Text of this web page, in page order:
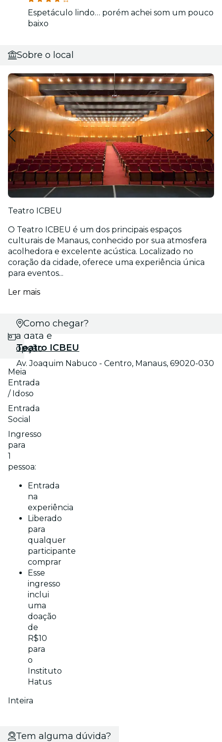
Espetáculo lindo… porém achei som um pouco
baixo
Sobre o local
Teatro ICBEU
O Teatro ICBEU é um dos principais espaços
culturais de Manaus, conhecido por sua atmosfera
acolhedora e excelente acústica. Localizado no
coração da cidade, oferece uma experiência única
para eventos...
Ler mais
Selecione
a data e
opção
Meia
Entrada
/ Idoso
Entrada
Social
Ingresso
para
1
pessoa:
Entrada
na
experiência
Liberado
para
qualquer
participante
comprar
Esse
ingresso
inclui
uma
doação
de
R$10
para
o
Instituto
Hatus
Inteira
Como chegar?
Teatro ICBEU
Av. Joaquim Nabuco - Centro, Manaus, 69020-030
Tem alguma dúvida?